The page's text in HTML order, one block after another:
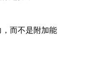
而不是附加能